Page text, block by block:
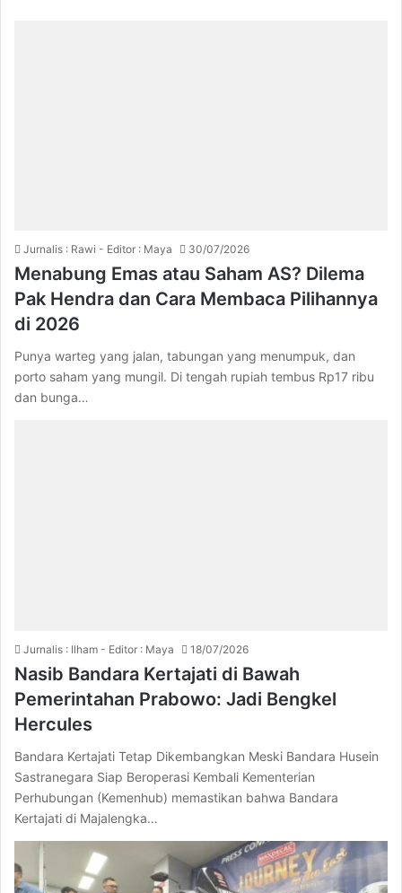
Jurnalis : Rawi - Editor : Maya 30/07/2026
Menabung Emas atau Saham AS? Dilema
Pak Hendra dan Cara Membaca Pilihannya
di 2026
Punya warteg yang jalan, tabungan yang menumpuk, dan
porto saham yang mungil. Di tengah rupiah tembus Rp17 ribu
dan bunga…
Jurnalis : Ilham - Editor : Maya 18/07/2026
Nasib Bandara Kertajati di Bawah
Pemerintahan Prabowo: Jadi Bengkel
Hercules
Bandara Kertajati Tetap Dikembangkan Meski Bandara Husein
Sastranegara Siap Beroperasi Kembali Kementerian
Perhubungan (Kemenhub) memastikan bahwa Bandara
Kertajati di Majalengka…